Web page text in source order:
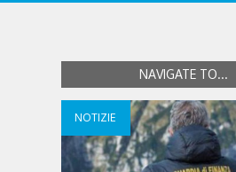
NAVIGATE TO...
NOTIZIE